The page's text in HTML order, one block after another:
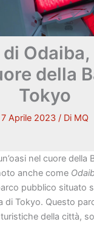
Odaiba,
della
Tokyo
7 Aprile 2023 / Di MQ
nel cuore della
anche come
pubblico situato
di Tokyo. Questo
della città,